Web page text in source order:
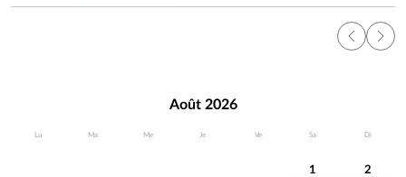
Août 2026
Lu Ma Me Je Ve Sa Di
1 2